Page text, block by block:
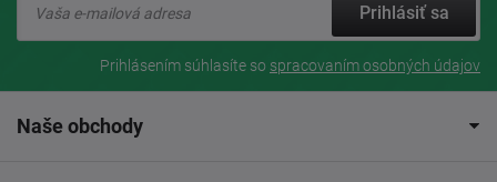
Prihlásiť sa
Prihlásením súhlasíte so spracovaním osobných údajov
Naše obchody